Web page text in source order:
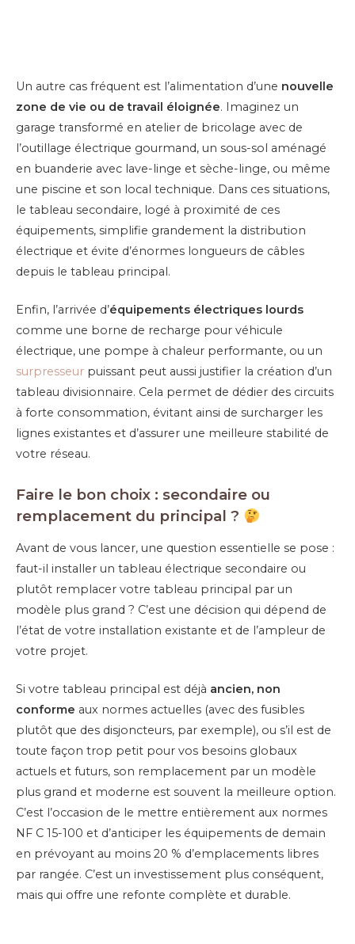
Un autre cas fréquent est l’alimentation d’une nouvelle
zone de vie ou de travail éloignée. Imaginez un
garage transformé en atelier de bricolage avec de
l’outillage électrique gourmand, un sous-sol aménagé
en buanderie avec lave-linge et sèche-linge, ou même
une piscine et son local technique. Dans ces situations,
le tableau secondaire, logé à proximité de ces
équipements, simplifie grandement la distribution
électrique et évite d’énormes longueurs de câbles
depuis le tableau principal.
Enfin, l’arrivée d’équipements électriques lourds
comme une borne de recharge pour véhicule
électrique, une pompe à chaleur performante, ou un
surpresseur puissant peut aussi justifier la création d’un
tableau divisionnaire. Cela permet de dédier des circuits
à forte consommation, évitant ainsi de surcharger les
lignes existantes et d’assurer une meilleure stabilité de
votre réseau.
Faire le bon choix : secondaire ou
remplacement du principal ?
Avant de vous lancer, une question essentielle se pose :
faut-il installer un tableau électrique secondaire ou
plutôt remplacer votre tableau principal par un
modèle plus grand ? C’est une décision qui dépend de
l’état de votre installation existante et de l’ampleur de
votre projet.
Si votre tableau principal est déjà ancien, non
conforme aux normes actuelles (avec des fusibles
plutôt que des disjoncteurs, par exemple), ou s’il est de
toute façon trop petit pour vos besoins globaux
actuels et futurs, son remplacement par un modèle
plus grand et moderne est souvent la meilleure option.
C’est l’occasion de le mettre entièrement aux normes
NF C 15-100 et d’anticiper les équipements de demain
en prévoyant au moins 20 % d’emplacements libres
par rangée. C’est un investissement plus conséquent,
mais qui offre une refonte complète et durable.